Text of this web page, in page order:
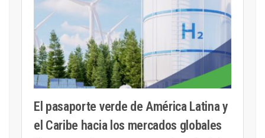
El pasaporte verde de América Latina y
el Caribe hacia los mercados globales